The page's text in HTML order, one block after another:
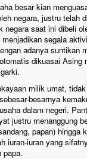
besar kian
negara, justru telah
negara saat ini dibeli
segala
adanya suntikan
dikuasai Asing
milik umat,
besarnya
dalam negeri.
justru menanggung
papan) hingga
iuran-iuran yang
papa.